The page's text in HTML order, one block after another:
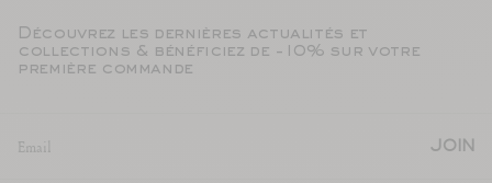
Découvrez les dernières actualités et
collections & bénéficiez de -10% sur votre
première commande
JOIN